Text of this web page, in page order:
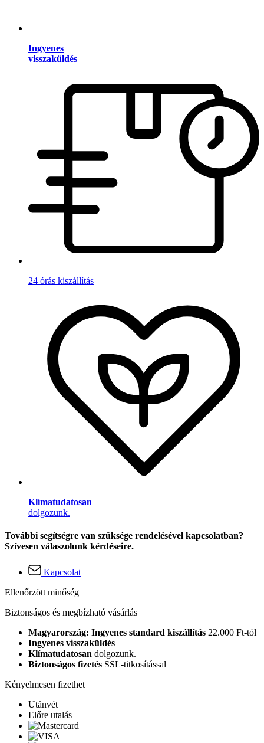
Ingyenes
visszaküldés
24 órás kiszállítás
Klímatudatosan
dolgozunk.
További segítségre van szüksége rendelésével kapcsolatban?
Szívesen válaszolunk kérdéseire.
Kapcsolat
Ellenőrzött minőség
Biztonságos és megbízható vásárlás
Magyarország: Ingyenes standard kiszállítás 22.000 Ft-tól
Ingyenes visszaküldés
Klímatudatosan dolgozunk.
Biztonságos fizetés SSL-titkosítással
Kényelmesen fizethet
Utánvét
Előre utalás